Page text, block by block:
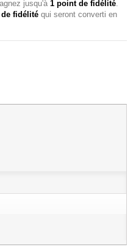
jusqu'à 1 point de fidélité
fidélité qui seront converti en